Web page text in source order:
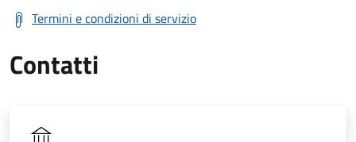
Termini e condizioni di servizio
Contatti